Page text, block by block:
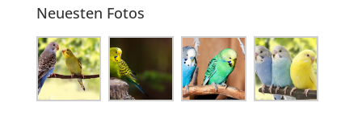
Neuesten Fotos